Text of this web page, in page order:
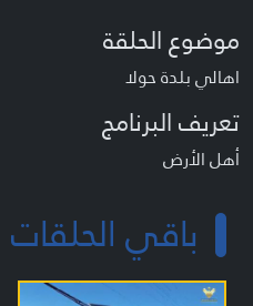
موضوع الحلقة
اهالي بلدة حولا
تعريف البرنامج
أهل الأرض
باقي الحلقات